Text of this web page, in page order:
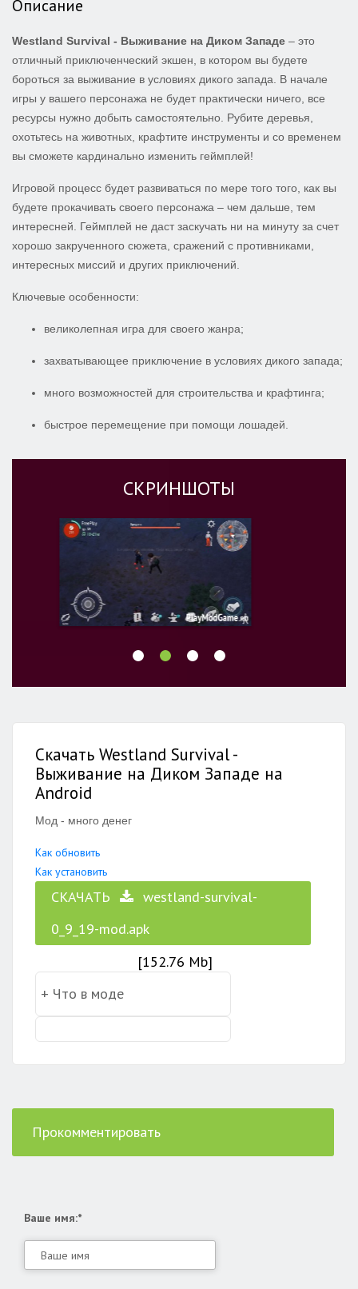
Описание
Westland Survival - Выживание на Диком Западе – это
отличный приключенческий экшен, в котором вы будете
бороться за выживание в условиях дикого запада. В начале
игры у вашего персонажа не будет практически ничего, все
ресурсы нужно добыть самостоятельно. Рубите деревья,
охотьтесь на животных, крафтите инструменты и со временем
вы сможете кардинально изменить геймплей!
Игровой процесс будет развиваться по мере того того, как вы
будете прокачивать своего персонажа – чем дальше, тем
интересней. Геймплей не даст заскучать ни на минуту за счет
хорошо закрученного сюжета, сражений с противниками,
интересных миссий и других приключений.
Ключевые особенности:
великолепная игра для своего жанра;
захватывающее приключение в условиях дикого запада;
много возможностей для строительства и крафтинга;
быстрое перемещение при помощи лошадей.
СКРИНШОТЫ
Скачать Westland Survival -
Выживание на Диком Западе на
Android
Мод - много денег
Как обновить
Как установить
СКАЧАТЬ
westland-survival-
0_9_19-mod.apk
[152.76 Mb]
Прокомментировать
Ваше имя:*